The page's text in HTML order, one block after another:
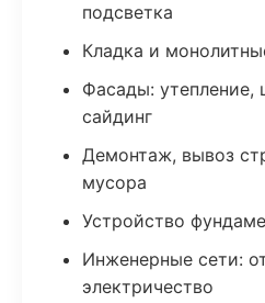
подсветка
Кладка и
Фасады: утепление,
сайдинг
Демонтаж, вывоз
мусора
Устройство
Инженерные сети:
электричество